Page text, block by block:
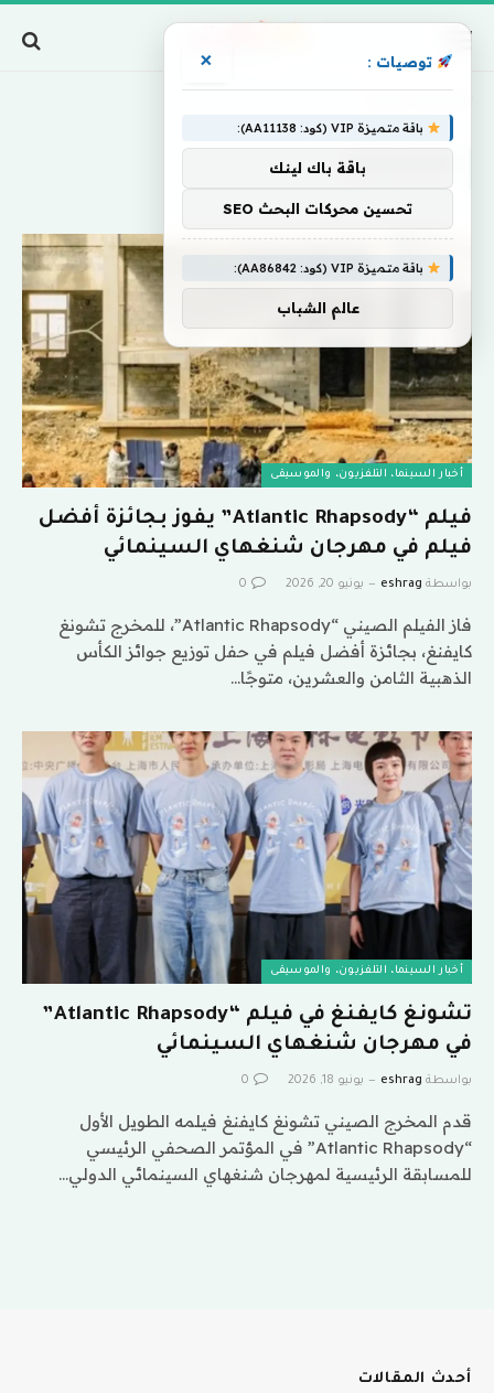
RHAPSODY
أخبار السينما، التلفزيون، والموسيقى
فيلم “Atlantic Rhapsody” يفوز بجائزة أفضل
فيلم في مهرجان شنغهاي السينمائي
بواسطة eshrag يونيو 20, 2026 0
فاز الفيلم الصيني “Atlantic Rhapsody”، للمخرج تشونغ
كايفنغ، بجائزة أفضل فيلم في حفل توزيع جوائز الكأس
الذهبية الثامن والعشرين، متوجًا…
أخبار السينما، التلفزيون، والموسيقى
تشونغ كايفنغ في فيلم “Atlantic Rhapsody”
في مهرجان شنغهاي السينمائي
بواسطة eshrag يونيو 18, 2026 0
قدم المخرج الصيني تشونغ كايفنغ فيلمه الطويل الأول
“Atlantic Rhapsody” في المؤتمر الصحفي الرئيسي
للمسابقة الرئيسية لمهرجان شنغهاي السينمائي الدولي…
أحدث المقالات
توصيات : ×
باقة متميزة VIP (كود: AA11138):
باقة باك لينك
تحسين محركات البحث SEO
باقة متميزة VIP (كود: AA86842):
عالم الشباب